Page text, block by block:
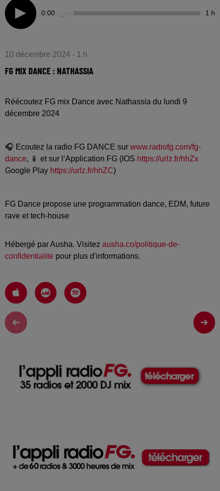
0:00 1 h
10 décembre 2024 - 1 h
FG MIX DANCE : NATHASSIA
Réécoutez FG mix Dance avec Nathassia du lundi 9
décembre 2024
🎧 Ecoutez la radio FG DANCE sur www.radiofg.com/fg-
dance, 📱 et sur l’Application FG (IOS https://urlz.fr/hhZx
Google Play https://urlz.fr/hhZC)
FG Dance propose une programmation dance, EDM, future
rave et tech-house
Hébergé par Ausha. Visitez ausha.co/politique-de-
confidentialite pour plus d'informations.